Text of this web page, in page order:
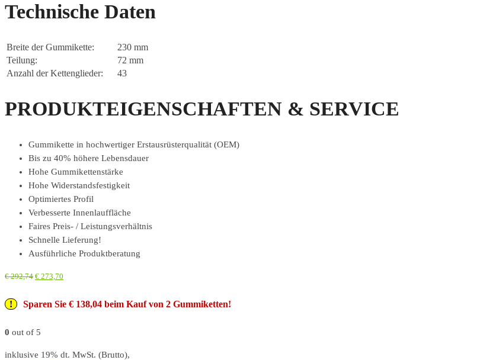
Technische Daten
Breite der Gummikette:
230 mm
Teilung:
72 mm
Anzahl der Kettenglieder:
43
PRODUKTEIGENSCHAFTEN & SERVICE
Gummikette in hochwertiger Erstausrüsterqualität (OEM)
Bis zu 40% höhere Lebensdauer
Hohe Gummikettenstärke
Hohe Widerstandsfestigkeit
Optimiertes Profil
Verbesserte Innenlauffläche
Faires Preis- / Leistungsverhältnis
Schnelle Lieferung!
Ausführliche Produktberatung
€292,74 € 273,70
Sparen Sie € 138,04 beim Kauf von 2 Gummiketten!
0 out of 5
inklusive 19% dt. MwSt. (Brutto),